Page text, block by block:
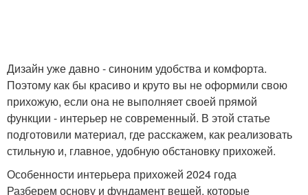
Варианты для
небольшой прихожей
Распашной шкаф
Дизайн уже давно - синоним удобства и комфорта.
Поэтому как бы красиво и круто вы не оформили свою
прихожую, если она не выполняет своей прямой
функции - интерьер не современный. В этой статье
подготовили материал, где расскажем, как реализовать
стильную и, главное, удобную обстановку прихожей.
Особенности интерьера прихожей 2024 года
Разберем основу и фундамент вещей, которые